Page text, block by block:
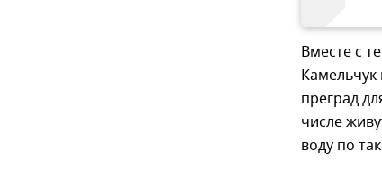
Вместе с
Камельчук
преград
числе
воду по